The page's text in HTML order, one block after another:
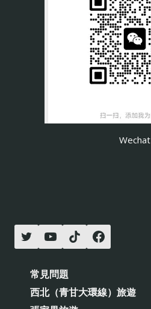
Wechat
常見問題
西北（青甘大環線）旅遊